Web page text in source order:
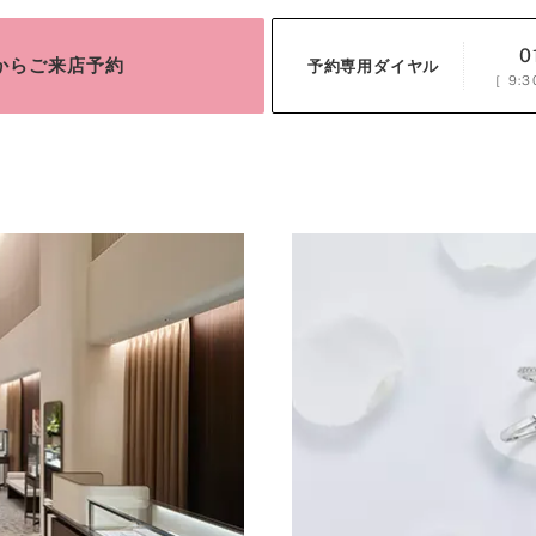
らご来店予約 予約専用ダイヤル
［